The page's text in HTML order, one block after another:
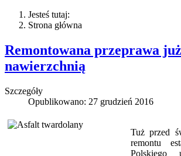
Jesteś tutaj:
Strona główna
Remontowana przeprawa
nawierzchnią
Szczegóły
Opublikowano: 27 grudzień 2016
Tuż przed
remontu
Polskiego